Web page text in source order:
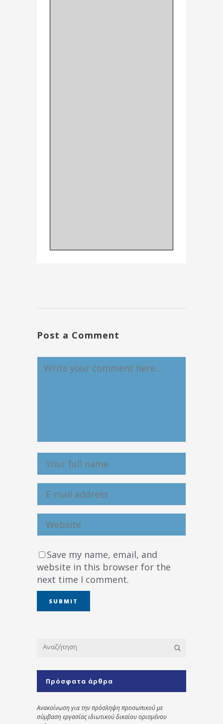
Post a Comment
Save my name, email, and
website in this browser for the
next time I comment.
Πρόσφατα άρθρα
Ανακοίνωση για την πρόσληψη προσωπικού με
σύμβαση εργασίας ιδιωτικού δικαίου ορισμένου